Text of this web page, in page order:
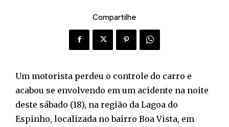
Compartilhe
Um motorista perdeu o controle do carro e
acabou se envolvendo em um acidente na noite
deste sábado (18), na região da Lagoa do
Espinho, localizada no bairro Boa Vista, em